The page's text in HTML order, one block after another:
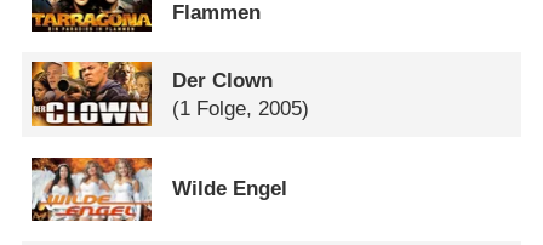
Flammen
Der Clown
(1 Folge, 2005)
Wilde Engel